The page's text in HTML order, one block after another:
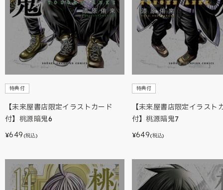
特典付
【未来屋書店限定イラストカード
付】桃源暗鬼6
¥649 (税込)
特典付
【未来屋書店限定イラスト
付】桃源暗鬼7
¥649(税込)